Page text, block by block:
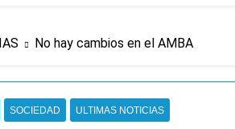
10 Horas Atrás
de los 450 puntos
11 Horas Atrás
Jorge Macri condenó los
No hay cambios en el AMBA
SOCIEDAD ULTIMAS NOTICIAS